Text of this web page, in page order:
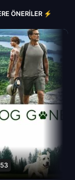
ÖNERILER ⚡